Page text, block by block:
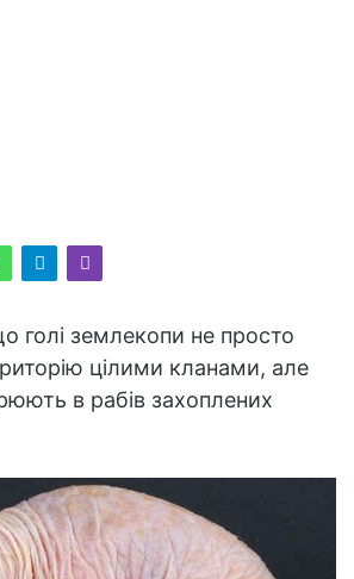
голі землекопи не просто
цілими кланами, але
в рабів захоплених